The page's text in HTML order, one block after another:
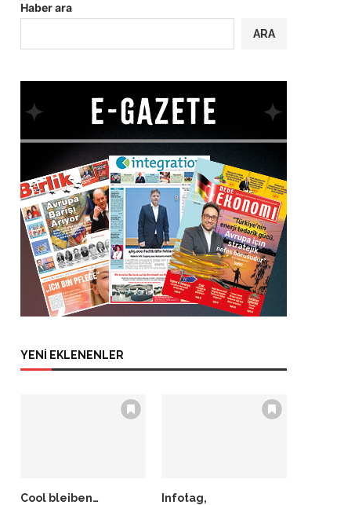
Haber ara
ARA
YENİ EKLENENLER
Cool bleiben…
Infotag,